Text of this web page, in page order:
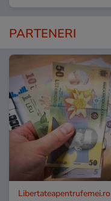
PARTENERI
Libertateapentrufemei.ro